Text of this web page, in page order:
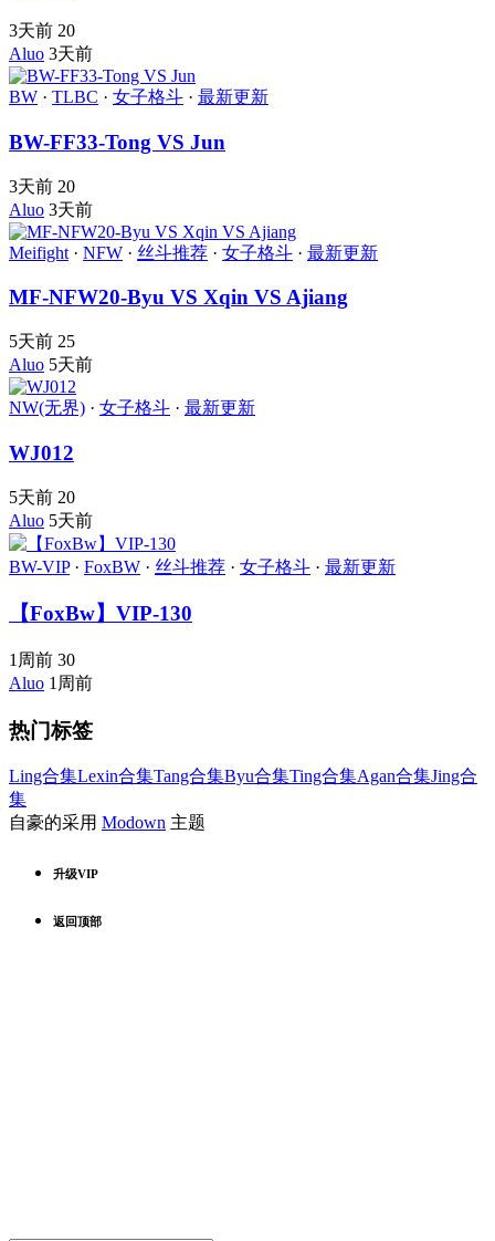
3天前 20
Aluo 3天前
BW · TLBC · 女子格斗 · 最新更新
BW-FF33-Tong VS Jun
3天前 20
Aluo 3天前
Meifight · NFW · 丝斗推荐 · 女子格斗 · 最新更新
MF-NFW20-Byu VS Xqin VS Ajiang
5天前 25
Aluo 5天前
NW(无界) · 女子格斗 · 最新更新
WJ012
5天前 20
Aluo 5天前
BW-VIP· FoxBW · 丝斗推荐 · 女子格斗 · 最新更新
【FoxBw】VIP-130
1周前 30
Aluo 1周前
热门标签
Ling合集Lexin合集Tang合集Byu合集Ting合集Agan合集Jing合
集
自豪的采用 Modown 主题
升级VIP
返回顶部